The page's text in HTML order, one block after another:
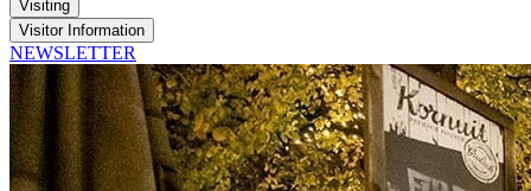
Visiting
Visitor Information
NEWSLETTER